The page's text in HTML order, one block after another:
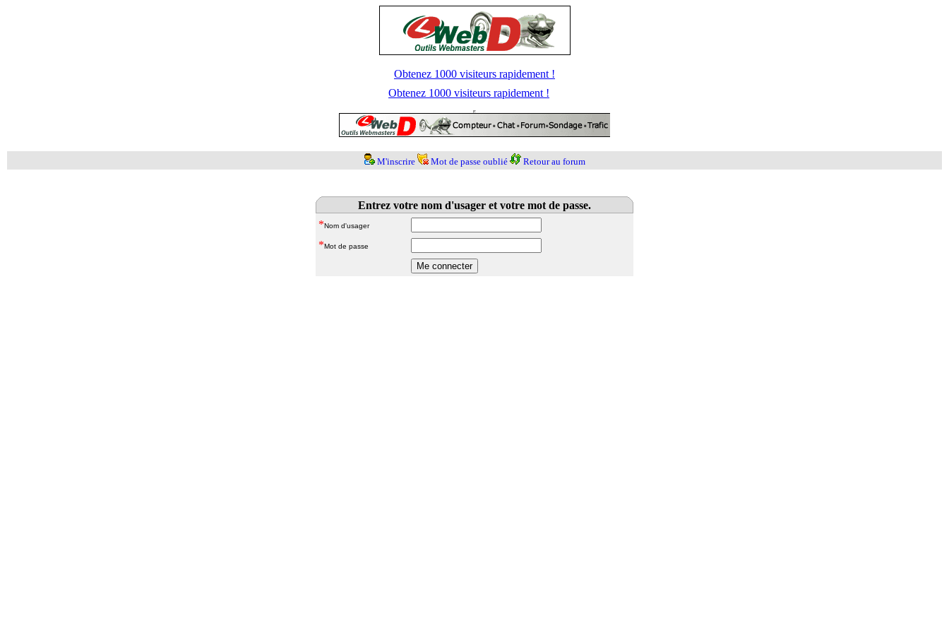
Obtenez 1000 visiteurs rapidement !
Obtenez 1000 visiteurs rapidement !
M'inscrire Mot de passe oublié Retour au forum
Entrez votre nom d'usager et votre mot de passe.
*Nom d'usager
*Mot de passe